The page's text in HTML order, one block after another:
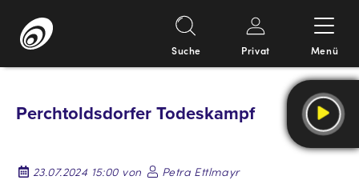
Inhalt
Suche Privat Menü
Perchtoldsdorfer Todeskampf
23.07.2024 15:00 von Petra Ettlmayr